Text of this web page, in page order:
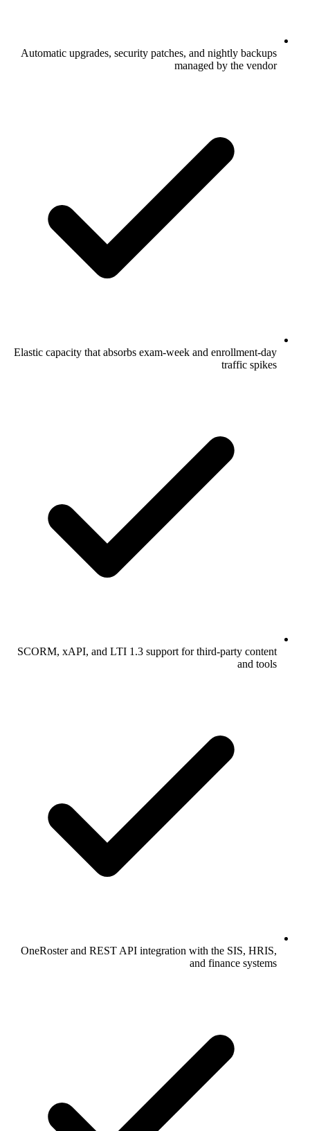
Automatic upgrades, security patches, and nightly backups
managed by the vendor
Elastic capacity that absorbs exam-week and enrollment-day
traffic spikes
SCORM, xAPI, and LTI 1.3 support for third-party content
and tools
OneRoster and REST API integration with the SIS, HRIS,
and finance systems